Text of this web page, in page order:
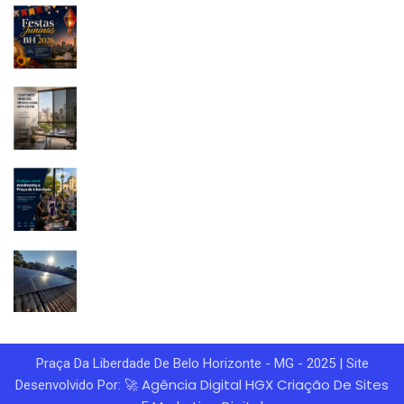
Praça Da Liberdade De Belo Horizonte - MG - 2025 | Site
Desenvolvido Por: 🚀 Agência Digital HGXCriação De Sites